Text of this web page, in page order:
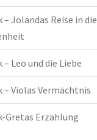
– Jolandas Reise in die
– Leo und die Liebe
– Violas Vermächtnis
Gretas Erzählung